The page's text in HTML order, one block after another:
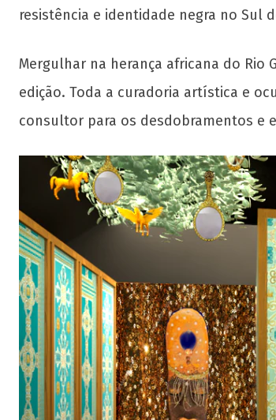
resistência e identidade negra no Sul
Mergulhar na herança africana do Rio
edição. Toda a curadoria artística e
consultor para os desdobramentos e